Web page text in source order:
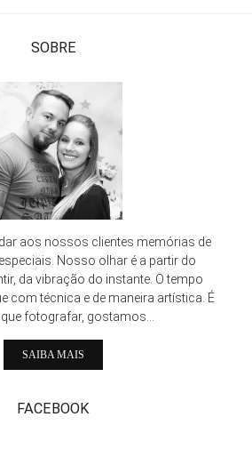
SOBRE
aos nossos clientes memórias de
Nosso olhar é a partir do
da vibração do instante. O tempo
com técnica e de maneira artística. É
fotografar, gostamos...
SAIBA MAIS
FACEBOOK